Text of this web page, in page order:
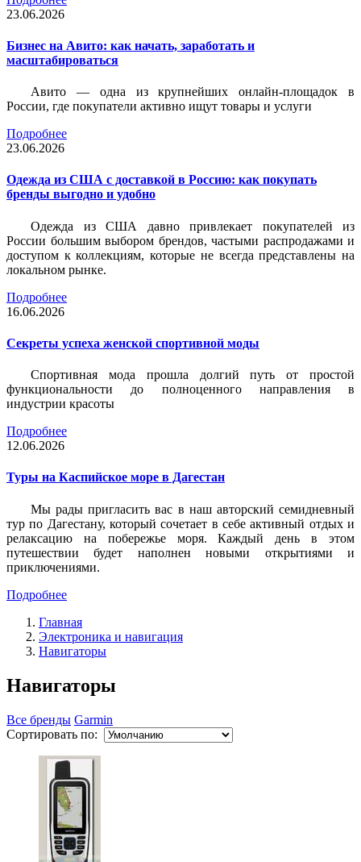
23.06.2026
Бизнес на Авито: как начать, заработать и
масштабироваться
Авито — одна из крупнейших онлайн-площадок в
России, где покупатели активно ищут товары и услуги
Подробнее
23.06.2026
Одежда из США с доставкой в Россию: как покупать
бренды выгодно и удобно
Одежда из США давно привлекает покупателей из
России большим выбором брендов, частыми распродажами и
доступом к коллекциям, которые не всегда представлены на
локальном рынке.
Подробнее
16.06.2026
Секреты успеха женской спортивной моды
Спортивная мода прошла долгий путь от простой
функциональности до полноценного направления в
индустрии красоты
Подробнее
12.06.2026
Туры на Каспийское море в Дагестан
Мы рады пригласить вас в наш авторский семидневный
тур по Дагестану, который сочетает в себе активный отдых и
релаксацию на побережье моря. Каждый день в этом
путешествии будет наполнен новыми открытиями и
приключениями.
Подробнее
Главная
Электроника и навигация
Навигаторы
Навигаторы
Все бренды Garmin
Сортировать по: